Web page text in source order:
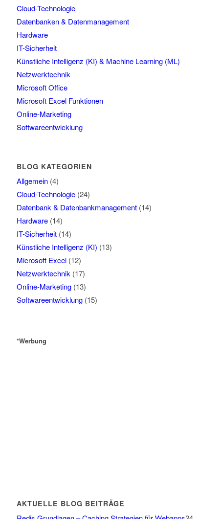
Cloud-Technologie
Datenbanken & Datenmanagement
Hardware
IT-Sicherheit
Künstliche Intelligenz (KI) & Machine Learning (ML)
Netzwerktechnik
Microsoft Office
Microsoft Excel Funktionen
Online-Marketing
Softwareentwicklung
BLOG KATEGORIEN
Allgemein(4)
Cloud-Technologie(24)
Datenbank & Datenbankmanagement(14)
Hardware(14)
IT-Sicherheit(14)
Künstliche Intelligenz (KI) (13)
Microsoft Excel(12)
Netzwerktechnik(17)
Online-Marketing(13)
Softwareentwicklung(15)
*Werbung
AKTUELLE BLOG BEITRÄGE